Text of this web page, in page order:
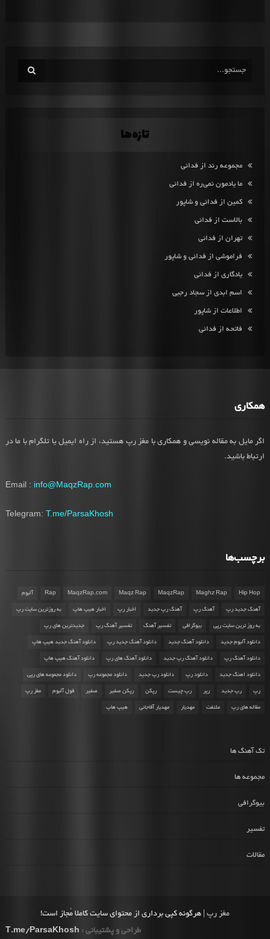
تازه‌ها
مجموعه رند از فدائی
ما یادمون نمی‌ره از فدائی
کمین از فدائی و شاپور
بالاست از فدائی
تهران از فدائی
فراموشی از فدائی و شاپور
یادگاری از فدائی
اسم ابدی از سجاد رجبی
اطلاعات از شاپور
فاتحه از فدائی
همکاری
اگر مایل به مقاله نویسی و همکاری با مغز رپ هستید، از راه ایمیل یا تلگرام با ما در
ارتباط باشید.
Email : info@MaqzRap.com
Telegram: T.me/ParsaKhosh
برچسب‌ها
Hip Hop
Maghz Rap
MaqzRap
Maqz Rap
MaqzRap.com
Rap آلبوم
آهنگ جدید رپ آهنگ رپ آهنگ رپ جدید اخبار رپ اخبار هیپ هاپ به روزترین سایت رپ
به روز ترین سایت رپی بیوگرافی تفسیر آهنگ تفسیر آهنگ رپ جدیدترین های رپ
دانلود آلبوم جدید دانلود آهنگ جدید دانلود آهنگ جدید رپ دانلود آهنگ جدید هیپ هاپ
دانلود آهنگ رپ دانلود آهنگ رپ جدید دانلود آهنگ های رپ دانلود آهنگ هیپ هاپ
دانلود اهنگ جدید دانلود رپ دانلود رپ جدید دانلود مجموعه رپ دانلود مجموعه های رپی
رپ رپ جدید رپر رپ چیست رپکن رپکن صفیر صفیر فول آلبوم مغز رپ
مقاله های رپ ملتفت مهدیار مهدیار آقاجانی هیپ هاپ
تک آهنگ ها
مجموعه ها
بیوگرافی
تفسیر
مقالات
مغز رپ | هرگونه کپی برداری از محتوای سایت کاملا مُجاز است!
طراحی و پشتیبانی : T.me/ParsaKhosh